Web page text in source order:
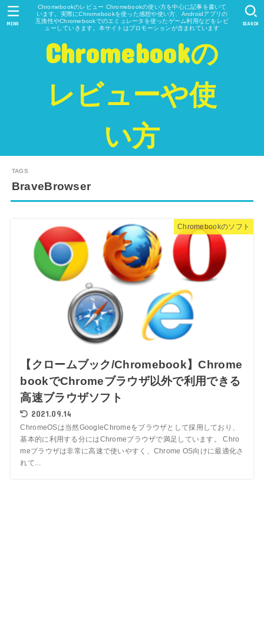
Chromebookのレビュー Chromebookの使い方を中心に記事を書いて
います。実際にChromebookを使った感想や使い方、Androidアプリの
互換性やChromebookでのエミュレータを使ったゲーム利用などをレビ
ューしていきます。本サイトはプロモーションが含まれています
Chromebookの
レビューや使
い方
SEARCH
MENU
BraveBrowser
Chromebookのソフト
【クロームブック/Chromebook】Chrome
bookでChromeブラウザ以外で利用できる
高速ブラウザソフト
2021.09.14
ChromeOSは当然GoogleChromeをブラウザとして採用しており、
基本的に利用する分にはChromeブラウザで満足しています。 Chro
meブラウザは非常に高速で使いやすく、Chrome OS向けに最適化さ
れて...